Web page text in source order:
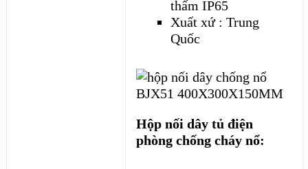
thấm IP65
Xuất xứ : Trung
Quốc
Hộp nối dây tủ điện
phòng chống cháy nổ: